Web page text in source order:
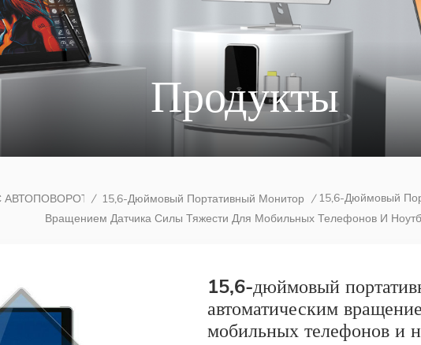
Продукты
АВТОПОВОРОТОМ
/ 15,6-Дюймовый Портативный Монитор / 15,6-Дюймовый
Вращением Датчика Силы Тяжести Для Мобильных Телефонов И
15,6-дюймовый
автоматическим
мобильных телефонов и